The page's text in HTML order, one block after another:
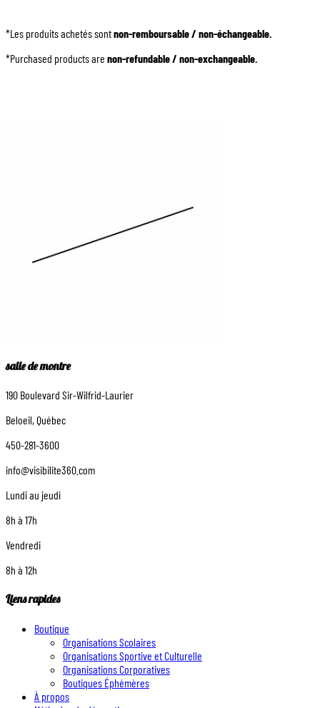
*Les produits achetés sontnon-remboursable / non-échangeable.
*Purchased products are non-refundable / non-exchangeable.
salle de montre
190 Boulevard Sir-Wilfrid-Laurier
Beloeil, Québec
450-281-3600
info@visibilite360.com
Lundi au jeudi
8h à 17h
Vendredi
8h à 12h
Liens rapides
Boutique
Organisations Scolaires
Organisations Sportive et Culturelle
Organisations Corporatives
Boutiques Éphémères
À propos